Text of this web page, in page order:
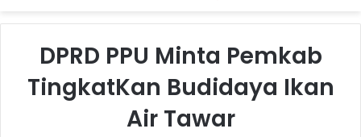
DPRD PPU Minta Pemkab
TingkatKan Budidaya Ikan
Air Tawar